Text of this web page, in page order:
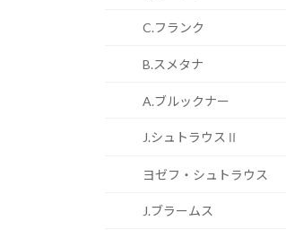
C.フランク
B.スメタナ
A.ブルックナー
J.シュトラウスⅡ
ヨゼフ・シュトラウス
J.ブラームス